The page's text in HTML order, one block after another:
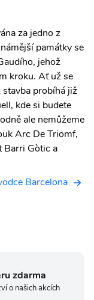
za jedno z
památky se
jehož
kroku. Ať už se
stavba probíhá již
kde si budete
ale nemůžeme
Arc De Triomf,
Barri Gòtic a
Barcelona
zdarma
o našich akcích